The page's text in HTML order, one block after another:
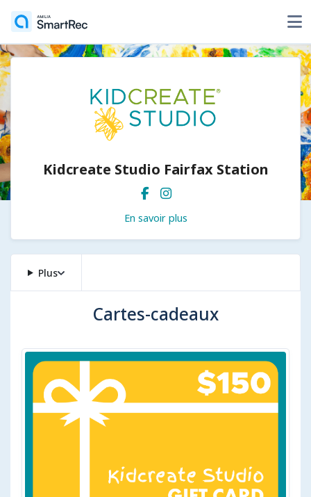
Kidcreate Studio Fairfax Station
En savoir plus
Plus
Cartes-cadeaux